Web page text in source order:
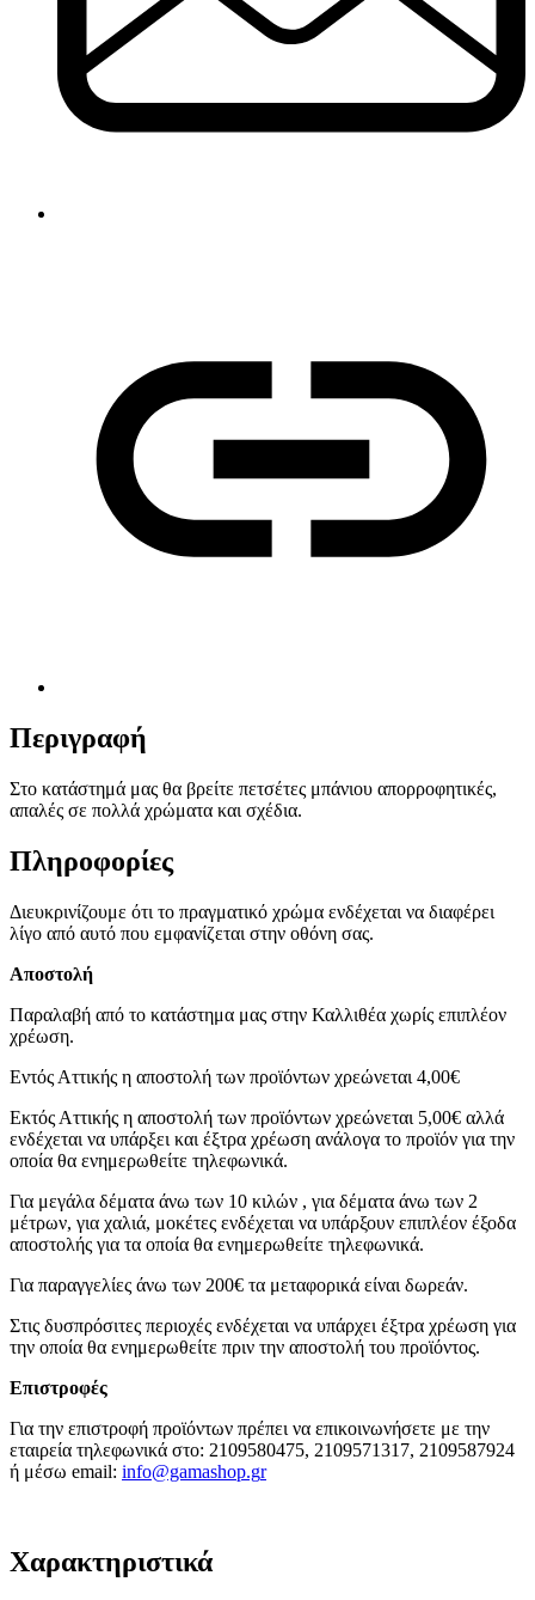
Περιγραφή
Στο κατάστημά μας θα βρείτε πετσέτες μπάνιου απορροφητικές,
απαλές σε πολλά χρώματα και σχέδια.
Πληροφορίες
Διευκρινίζουμε ότι το πραγματικό χρώμα ενδέχεται να διαφέρει
λίγο από αυτό που εμφανίζεται στην οθόνη σας.
Αποστολή
Παραλαβή από το κατάστημα μας στην Καλλιθέα χωρίς επιπλέον
χρέωση.
Εντός Αττικής η αποστολή των προϊόντων χρεώνεται 4,00€
Εκτός Αττικής η αποστολή των προϊόντων χρεώνεται 5,00€ αλλά
ενδέχεται να υπάρξει και έξτρα χρέωση ανάλογα το προϊόν για την
οποία θα ενημερωθείτε τηλεφωνικά.
Για μεγάλα δέματα άνω των 10 κιλών , για δέματα άνω των 2
μέτρων, για χαλιά, μοκέτες ενδέχεται να υπάρξουν επιπλέον έξοδα
αποστολής για τα οποία θα ενημερωθείτε τηλεφωνικά.
Για παραγγελίες άνω των 200€ τα μεταφορικά είναι δωρεάν.
Στις δυσπρόσιτες περιοχές ενδέχεται να υπάρχει έξτρα χρέωση για
την οποία θα ενημερωθείτε πριν την αποστολή του προϊόντος.
Επιστροφές
Για την επιστροφή προϊόντων πρέπει να επικοινωνήσετε με την
εταιρεία τηλεφωνικά στο: 2109580475, 2109571317, 2109587924
ή μέσω email: info@gamashop.gr
Χαρακτηριστικά